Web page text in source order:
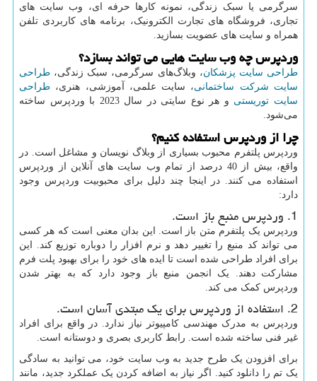
سرگرمی یا سبک زندگی، نمونه کارها حرفه ای، وب سایت های
تجاری، فروشگاه های تجارت الکترونیک، برنامه های کاربردی تلفن
همراه و سایت های عضویت بسازید.
وردپرس چه وب سایت هایی می تواند بسازد؟
طراحی سایت پزشکان، وبلاگ‌های سرگرمی، سبک زندگی، طراحی
سایت شرکت ساختمانی، سایت علمی، آموزشی، هنری، طراحی
سایت توریستی
و هر نوع سایتی در سال 2023 با وردپرس ساخته
می‌شود.
چرا از وردپرس استفاده کنیم؟
وردپرس پلتفرم محبوب بسیاری از وبلاگ نویسان و مشاغل است. در
واقع، بیش از 40 درصد از تمام وب سایت های آنلاین از وردپرس
استفاده می کنند. در اینجا چند دلیل برای محبوبیت وردپرس وجود
دارد:
1. وردپرس منبع باز است.
وردپرس یک پلتفرم متن باز است. این بدان معنی است که هر کسی
می تواند کد منبع را تغییر دهد و نرم افزار را دوباره توزیع کند. این
برای افراد طراحی شده است تا ایده های خود را برای بهبود پلت فرم
مشارکت دهند. یک انجمن منبع باز وجود دارد که به بهتر شدن
وردپرس کمک می کند.
2. استفاده از وردپرس برای یک مبتدی آسان است.
وردپرس به مدرک مهندسی کامپیوتر نیاز ندارد. در واقع برای افراد
غیر فنی ساخته شده است. رابط کاربری بصری و دوستانه است.
برای افزودن یک طرح جدید به وب سایت خود، می توانید به سادگی
یک تم را دانلود کنید. اگر نیاز به اضافه کردن یک عملکرد جدید، مانند